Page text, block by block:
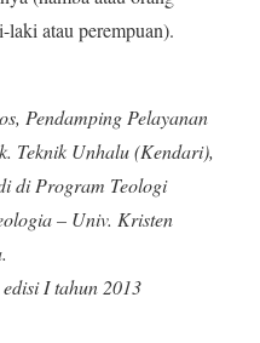
atau perempuan).
Pendamping Pelayanan
Teknik Unhalu (Kendari),
di Program Teologi
– Univ. Kristen
I tahun 2013